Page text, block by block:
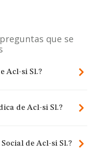
que se
Acl-si Sl.?
de Acl-si Sl.?
de Acl-si Sl.?